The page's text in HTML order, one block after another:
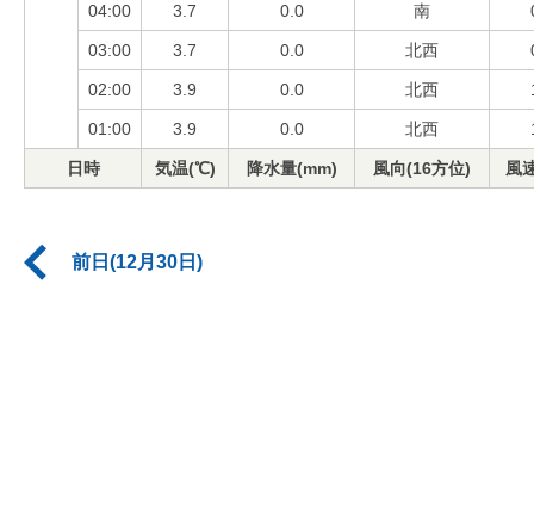
04:00 3.7 0.0 南
03:00 3.7 0.0 北西
02:00 3.9 0.0 北西
01:00 3.9 0.0 北西
日時 気温(℃) 降水量(mm) 風向(16方位) 風
前日(12月30日)